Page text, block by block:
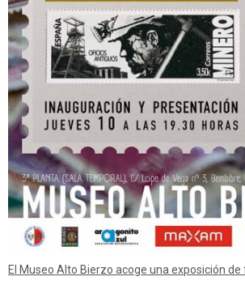
El Museo Alto Bierzo acoge una exposición